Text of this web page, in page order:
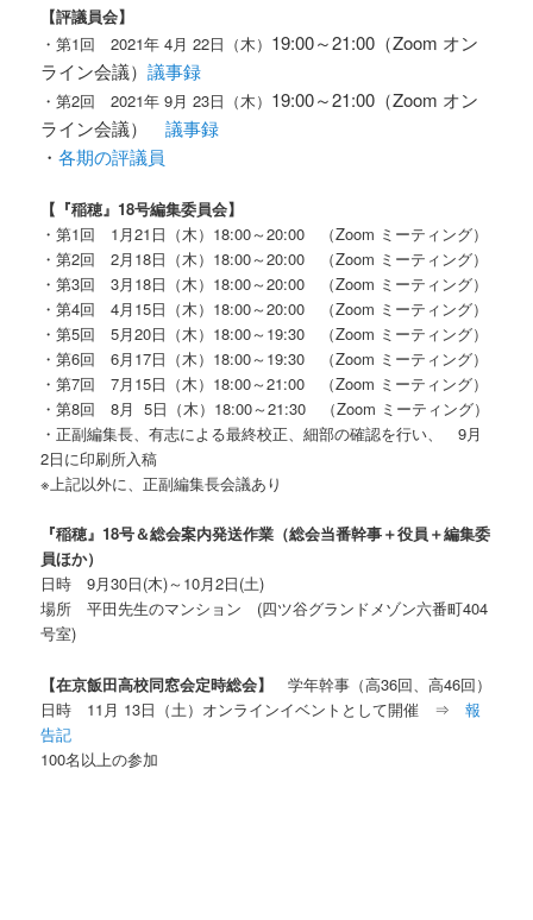
【評議員会】
・第1回 2021年 4月 22日（木） 19:00～21:00（Zoom オン
ライン会議）議事録
・第2回 2021年 9月 23日（木） 19:00～21:00（Zoom オン
ライン会議）議事録
・各期の評議員
【『稲穂』18号編集委員会】
・第1回 1月21日（木）18:00～20:00 （Zoom ミーティング）
・第2回 2月18日（木）18:00～20:00 （Zoom ミーティング）
・第3回 3月18日（木）18:00～20:00 （Zoom ミーティング）
・第4回 4月15日（木）18:00～20:00 （Zoom ミーティング）
・第5回 5月20日（木）18:00～19:30 （Zoom ミーティング）
・第6回 6月17日（木）18:00～19:30 （Zoom ミーティング）
・第7回 7月15日（木）18:00～21:00 （Zoom ミーティング）
・第8回 8月 5日（木）18:00～21:30 （Zoom ミーティング）
・正副編集長、有志による最終校正、細部の確認を行い、 9月
2日に印刷所入稿
※上記以外に、正副編集長会議あり
『稲穂』18号＆総会案内発送作業（総会当番幹事＋役員＋編集委
員ほか）
日時 9月30日(木)～10月2日(土)
場所平田先生のマンション (四ツ谷グランドメゾン六番町404
号室)
【在京飯田高校同窓会定時総会】学年幹事（高36回、高46回）
日時 11月 13日（土）オンラインイベントとして開催 ⇒報
告記
100名以上の参加